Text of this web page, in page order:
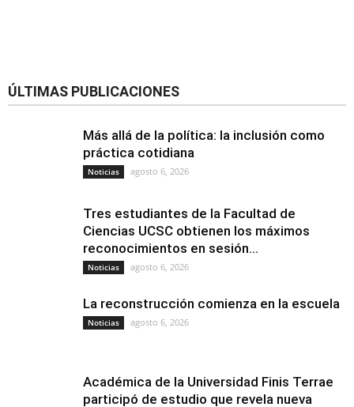
ÚLTIMAS PUBLICACIONES
Más allá de la política: la inclusión como
práctica cotidiana
Noticias agosto 6, 2026
Tres estudiantes de la Facultad de
Ciencias UCSC obtienen los máximos
reconocimientos en sesión...
Noticias agosto 6, 2026
La reconstrucción comienza en la escuela
Noticias agosto 6, 2026
Académica de la Universidad Finis Terrae
participó de estudio que revela nueva